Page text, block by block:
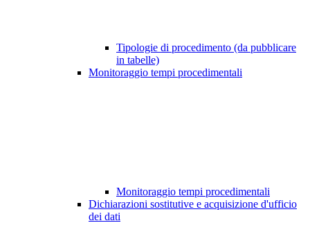
Tipologie di procedimento (da pubblicare
in tabelle)
Monitoraggio tempi procedimentali
Monitoraggio tempi procedimentali
Dichiarazioni sostitutive e acquisizione d'ufficio
dei dati